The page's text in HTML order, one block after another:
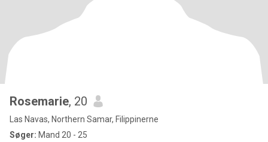
Rosemarie, 20
Las Navas, Northern Samar, Filippinerne
Søger: Mand 20 - 25